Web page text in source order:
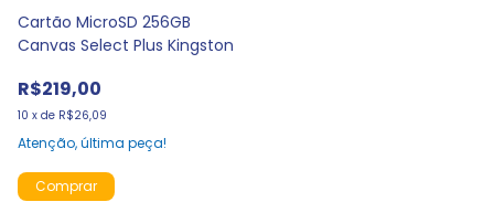
Cartão MicroSD 256GB
Canvas Select Plus Kingston
R$219,00
10 x de R$26,09
Atenção, última peça!